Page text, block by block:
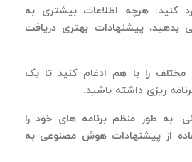
کنید: هرچه اطلاعات بیشتری به
بدهید، پیشنهادات بهتری دریافت
مختلف را با هم ادغام کنید تا یک
ریزی داشته باشید.
به طور منظم برنامه های خود را
از پیشنهادات هوش مصنوعی به